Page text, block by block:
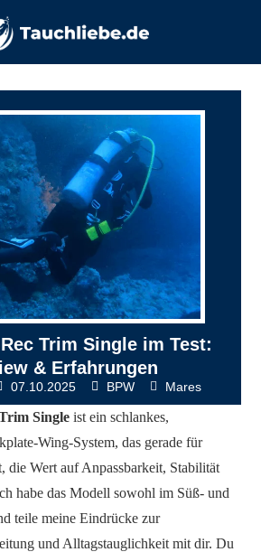
Trim Single im Test:
& Erfahrungen
07.10.2025 BPW Mares
Single ist ein schlankes,
Wing-System, das gerade für
die Wert auf Anpassbarkeit, Stabilität
habe das Modell sowohl im Süß- und
teile meine Eindrücke zur
und Alltagstauglichkeit mit dir. Du